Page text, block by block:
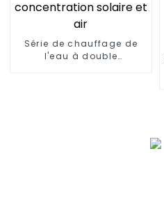
Série de chauffage de
l'eau à double